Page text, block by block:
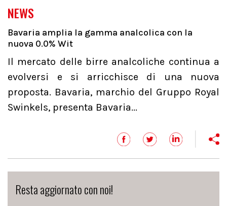
NEWS
Bavaria amplia la gamma analcolica con la
nuova 0.0% Wit
Il mercato delle birre analcoliche continua a
evolversi e si arricchisce di una nuova
proposta. Bavaria, marchio del Gruppo Royal
Swinkels, presenta Bavaria...
Resta aggiornato con noi!